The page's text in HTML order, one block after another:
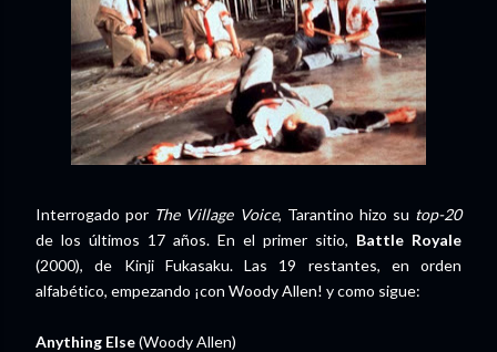
Interrogado por The Village Voice, Tarantino hizo su top-20
de los últimos 17 años. En el primer sitio, Battle Royale
(2000), de Kinji Fukasaku. Las 19 restantes, en orden
alfabético, empezando ¡con Woody Allen! y como sigue:
Anything Else(Woody Allen)